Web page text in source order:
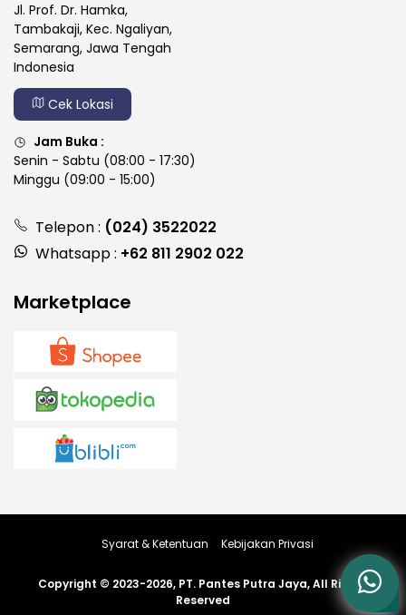
Jl. Prof. Dr. Hamka,
Tambakaji, Kec. Ngaliyan,
Semarang, Jawa Tengah
Indonesia
Cek Lokasi
Jam Buka :
Senin - Sabtu (08:00 - 17:30)
Minggu (09:00 - 15:00)
Telepon : (024) 3522022
Whatsapp : +62 811 2902 022
Marketplace
Copyright © 2023-2026, PT. Pantes Putra Jaya, All Rights
Reserved
Syarat & Ketentuan Kebijakan Privasi